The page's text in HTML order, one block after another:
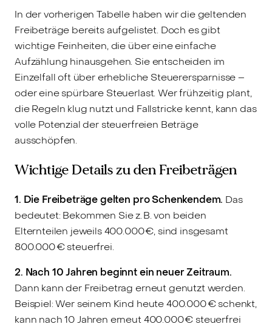
In der vorherigen Tabelle haben wir die geltenden
Freibeträge bereits aufgelistet. Doch es gibt
wichtige Feinheiten, die über eine einfache
Aufzählung hinausgehen. Sie entscheiden im
Einzelfall oft über erhebliche Steuerersparnisse –
oder eine spürbare Steuerlast. Wer frühzeitig plant,
die Regeln klug nutzt und Fallstricke kennt, kann das
volle Potenzial der steuerfreien Beträge
ausschöpfen.
Wichtige Details zu den Freibeträgen
1. Die Freibeträge gelten pro Schenkendem. Das
bedeutet: Bekommen Sie z. B. von beiden
Elternteilen jeweils 400.000 €, sind insgesamt
800.000 € steuerfrei.
2. Nach 10 Jahren beginnt ein neuer Zeitraum.
Dann kann der Freibetrag erneut genutzt werden.
Beispiel: Wer seinem Kind heute 400.000 € schenkt,
kann nach 10 Jahren erneut 400.000 € steuerfrei